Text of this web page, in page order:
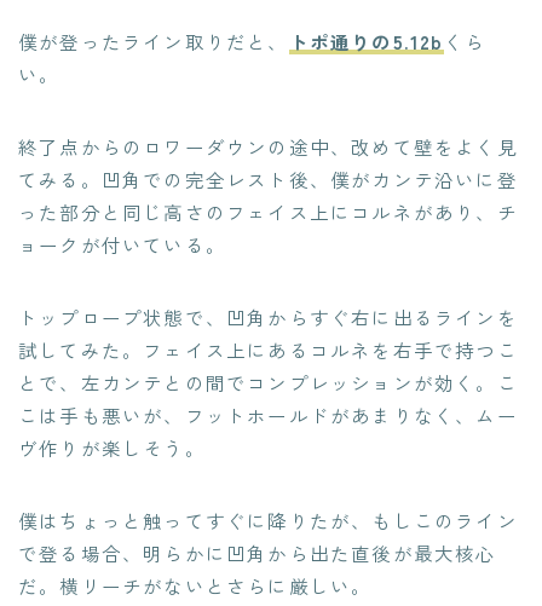
僕が登ったライン取りだと、 トポ通りの5.12b くら
い。
終了点からのロワーダウンの途中、改めて壁をよく見
てみる。凹角での完全レスト後、僕がカンテ沿いに登
った部分と同じ高さのフェイス上にコルネがあり、チ
ョークが付いている。
トップロープ状態で、凹角からすぐ右に出るラインを
試してみた。フェイス上にあるコルネを右手で持つこ
とで、左カンテとの間でコンプレッションが効く。こ
こは手も悪いが、フットホールドがあまりなく、ムー
ヴ作りが楽しそう。
僕はちょっと触ってすぐに降りたが、もしこのライン
で登る場合、明らかに凹角から出た直後が最大核心
だ。横リーチがないとさらに厳しい。